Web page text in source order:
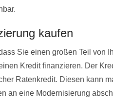
kaufen
Sie einen großen Teil von
Kredit finanzieren. Der
Ratenkredit. Diesen kann
an eine Modernisierung